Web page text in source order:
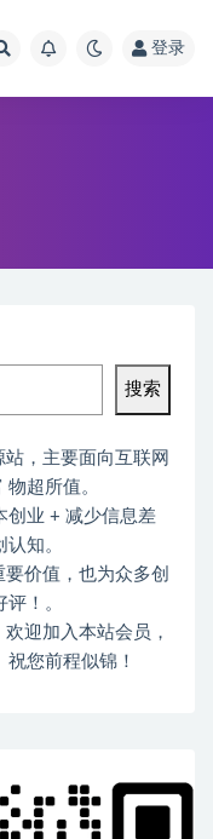
登录
搜索
，主要面向互联网
超所值。
创业 + 减少信息差
知。
价值，也为众多创
！。
迎加入本站会员，
您前程似锦！